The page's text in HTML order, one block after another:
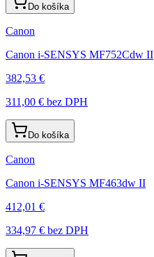
Do košíka
Canon
Canon i-SENSYS MF752Cdw II
382,53 €
311,00 € bez DPH
Do košíka
Canon
Canon i-SENSYS MF463dw II
412,01 €
334,97 € bez DPH